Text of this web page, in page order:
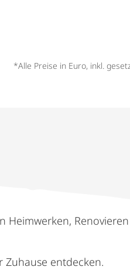
*Alle Preise in Euro, inkl.
Heimwerken,
entdecken.